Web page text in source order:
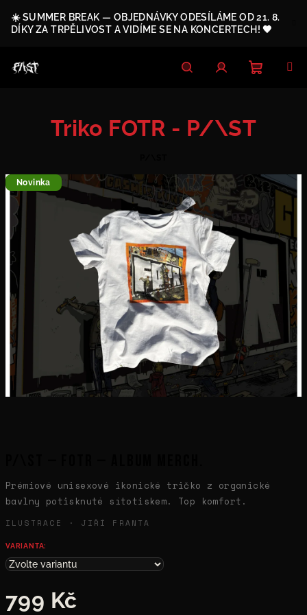
obsah
☀️ SUMMER BREAK — OBJEDNÁVKY ODESÍLÁME OD 21. 8.
DÍKY ZA TRPĚLIVOST A VIDÍME SE NA KONCERTECH! 🖤
košík
Prémiové unisexové ikonické tričko z organické
bavlny potisknuté sítotiskem. Top komfort.
ILUSTRACE · JIŘÍ FRANTA
VARIANTA:
799 Kč
Triko FOTR - P/\ST
Novinka